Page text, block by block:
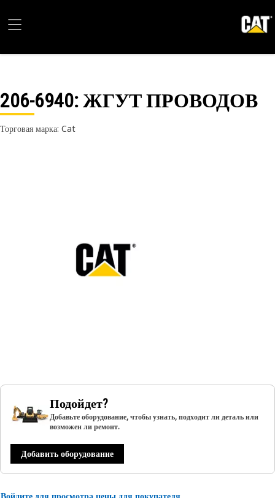
206-6940: ЖГУТ ПРОВОДОВ
Торговая марка: Cat
Подойдет?
Добавьте оборудование, чтобы узнать, подходит ли деталь или
возможен ли ремонт.
Добавить оборудование